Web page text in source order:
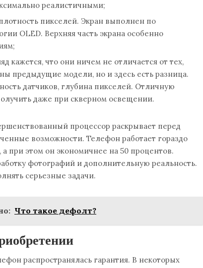
реалистичными;
пикселей. Экран выполнен по
OLED. Верхняя часть экрана особенно
кажется, что они ничем не отличается от тех,
предыдущие модели, но и здесь есть разница.
датчиков, глубина пикселей. Отличную
даже при скверном освещении.
процессор раскрывает перед
возможности. Телефон работает гораздо
при этом он экономичнее на 50 процентов.
фотографий и дополнительную реальность.
серьезные задачи.
Что такое дефолт?
распространялась гарантия. В некоторых